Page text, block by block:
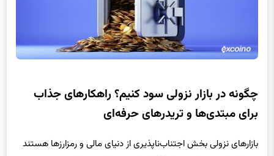
چگونه در بازار نزولی سود کنیم؟ راهکارهای جذاب
برای مبتدی‌ها و تریدرهای حرفه‌ای
بازارهای نزولی بخش اجتناب‌ناپذیری از دنیای مالی و رمزارزها هستند